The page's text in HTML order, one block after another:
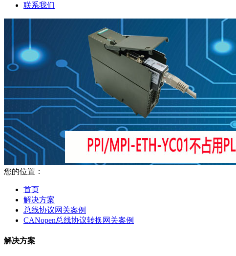
联系我们
您的位置：
首页
解决方案
总线协议网关案例
CANopen总线协议转换网关案例
解决方案